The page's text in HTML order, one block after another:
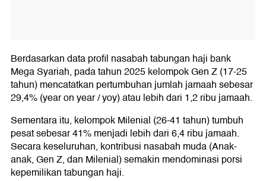
Berdasarkan data profil nasabah tabungan haji bank
Mega Syariah, pada tahun 2025 kelompok Gen Z (17-25
tahun) mencatatkan pertumbuhan jumlah jamaah sebesar
29,4% (year on year / yoy) atau lebih dari 1,2 ribu jamaah.
Sementara itu, kelompok Milenial (26-41 tahun) tumbuh
pesat sebesar 41% menjadi lebih dari 6,4 ribu jamaah.
Secara keseluruhan, kontribusi nasabah muda (Anak-
anak, Gen Z, dan Milenial) semakin mendominasi porsi
kepemilikan tabungan haji.